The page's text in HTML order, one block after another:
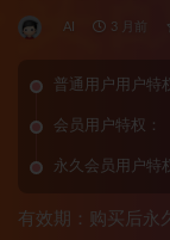
AI 3 月前
普通用户用户特
会员用户特权：
永久会员用户特
有效期：购买后永